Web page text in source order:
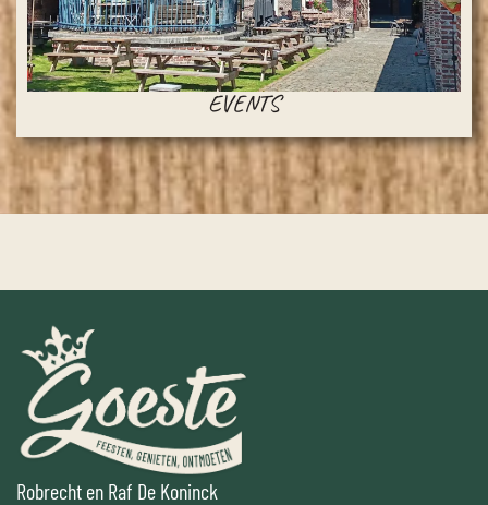
EVENTS
Robrecht en Raf De Koninck